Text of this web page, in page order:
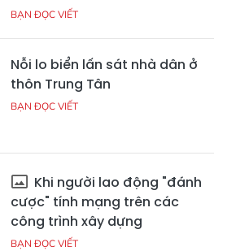
BẠN ĐỌC VIẾT
Nỗi lo biển lấn sát nhà dân ở
thôn Trung Tân
BẠN ĐỌC VIẾT
Khi người lao động "đánh
cược" tính mạng trên các
công trình xây dựng
BẠN ĐỌC VIẾT